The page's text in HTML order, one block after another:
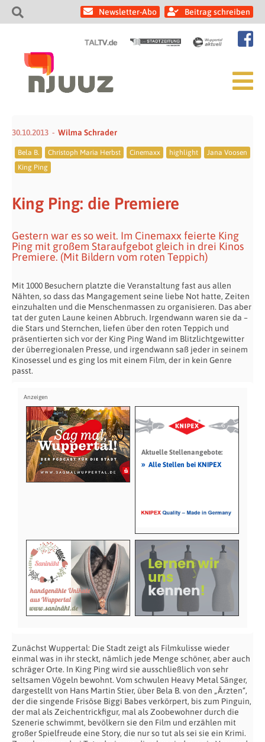
Newsletter-Abo Beitrag schreiben
30.10.2013 Wilma Schrader
Bela B. Christoph Maria Herbst Cinemaxx highlight
Jana Voosen
King Ping
King Ping: die Premiere
Gestern war es so weit. Im Cinemaxx feierte King
Ping mit großem Staraufgebot gleich in drei Kinos
Premiere. (Mit Bildern vom roten Teppich)
Mit 1000 Besuchern platzte die Veranstaltung fast aus allen
Nähten, so dass das Mangagement seine liebe Not hatte, Zeiten
einzuhalten und die Menschenmassen zu organisieren. Das aber
tat der guten Laune keinen Abbruch. Irgendwann waren sie da –
die Stars und Sternchen, liefen über den roten Teppich und
präsentierten sich vor der King Ping Wand im Blitzlichtgewitter
der überregionalen Presse, und irgendwann saß jeder in seinem
Kinosessel und es ging los mit einem Film, der in kein Genre
passt.
Aktuelle Stellenangebote:
» Alle Stellen bei KNIPEX
Zunächst Wuppertal: Die Stadt zeigt als Filmkulisse wieder
einmal was in ihr steckt, nämlich jede Menge schöner, aber auch
schräger Orte. In King Ping wird sie ausschließlich von sehr
seltsamen Vögeln bewohnt. Vom schwulen Heavy Metal Sänger,
dargestellt von Hans Martin Stier, über Bela B. von den „Ärzten“,
der die singende Frisöse Biggi Babes verkörpert, bis zum Pinguin,
der mal als Zeichentrickfigur, mal als Zoobewohner durch die
Szenerie schwimmt, bevölkern sie den Film und erzählen mit
großer Spielfreude eine Story, die nur so tut als sei sie ein Krimi.